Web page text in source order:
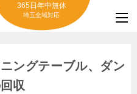
365日年中無休
埼玉全域対応
ングテーブル、ダン
収